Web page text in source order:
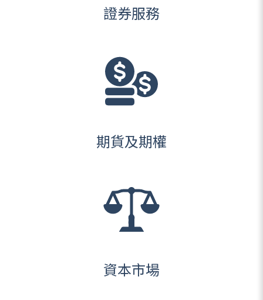
證券服務
期貨及期權
資本市場